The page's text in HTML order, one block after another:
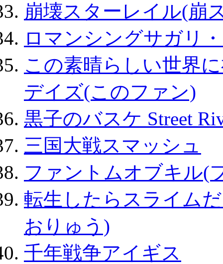
崩壊スターレイル(崩
ロマンシングサガリ
この素晴らしい世界
デイズ(このファン)
黒子のバスケ Street
三国大戦スマッシュ
ファントムオブキル(
転生したらスライム
おりゅう)
千年戦争アイギス